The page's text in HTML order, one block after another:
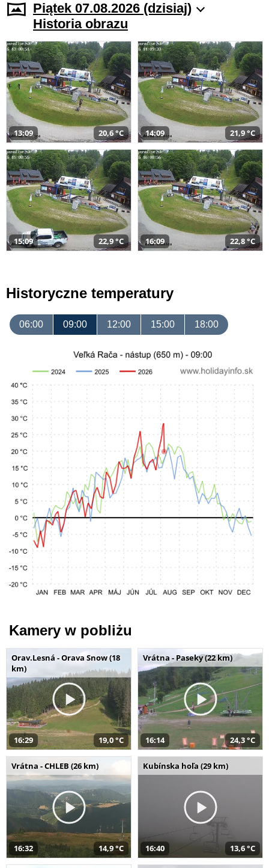
Piątek 07.08.2026 (dzisiaj)
Historia obrazu
13:09 20,6 °C 14:09 21,9 °C
15:09 22,9 °C 16:09 22,8 °C
Historyczne temperatury
06:00 09:00 12:00 15:00 18:00
Kamery w pobliżu
Orav.Lesná - Orava Snow (18
km)
16:29 19,0 °C
Vrátna - Paseky (22 km)
16:14 24,3 °C
Vrátna - CHLEB (26 km)
16:32 14,9 °C
Kubínska hoľa (29 km)
16:40 13,6 °C